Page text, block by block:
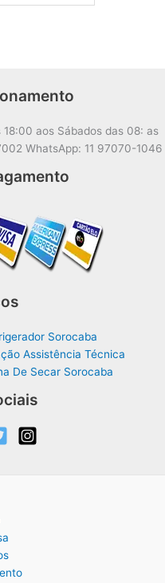
aos Sábados das 08: as
WhatsApp: 11 97070-1046
Sorocaba
Assistência Técnica
De Secar Sorocaba